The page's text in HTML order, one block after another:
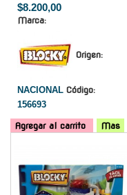
$8.200,00
Marca:
Origen:
NACIONAL Código:
156693
Agregar al carrito Mas